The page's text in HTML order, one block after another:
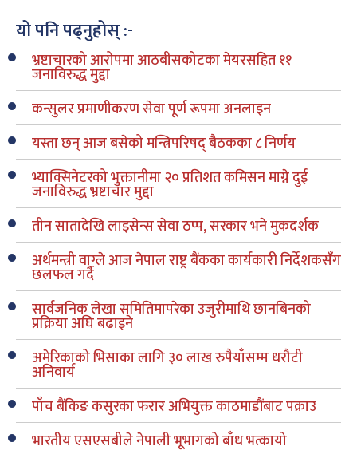
यो पनि पढ्नुहोस् :-
भ्रष्टाचारको आरोपमा आठबीसकोटका मेयरसहित ११
जनाविरुद्ध मुद्दा
कन्सुलर प्रमाणीकरण सेवा पूर्ण रूपमा अनलाइन
यस्ता छन् आज बसेको मन्त्रिपरिषद् बैठकका ८ निर्णय
भ्याक्सिनेटरको भुक्तानीमा २० प्रतिशत कमिसन माग्ने दुई
जनाविरुद्ध भ्रष्टाचार मुद्दा
तीन सातादेखि लाइसेन्स सेवा ठप्प, सरकार भने मुकदर्शक
अर्थमन्त्री वाग्ले आज नेपाल राष्ट्र बैंकका कार्यकारी निर्देशकसँग
छलफल गर्दै
सार्वजनिक लेखा समितिमापरेका उजुरीमाथि छानबिनको
प्रक्रिया अघि बढाइने
अमेरिकाको भिसाका लागि ३० लाख रुपैयाँसम्म धरौटी
अनिवार्य
पाँच बैंकिङ कसुरका फरार अभियुक्त काठमाडौंबाट पक्राउ
भारतीय एसएसबीले नेपाली भूभागको बाँध भत्कायो